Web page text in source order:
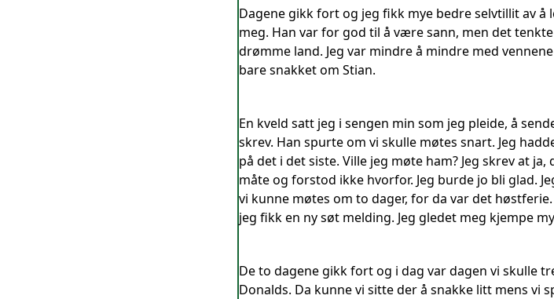
Dagene gikk fort og jeg fikk mye bedre selvtillit av å
meg. Han var for god til å være sann, men det
drømme land. Jeg var mindre å mindre med
bare snakket om Stian.
En kveld satt jeg i sengen min som jeg pleide, å
skrev. Han spurte om vi skulle møtes snart. Jeg
på det i det siste. Ville jeg møte ham? Jeg skrev at
måte og forstod ikke hvorfor. Jeg burde jo bli glad.
vi kunne møtes om to dager, for da var det
jeg fikk en ny søt melding. Jeg gledet meg kjempe
De to dagene gikk fort og i dag var dagen vi skulle
Donalds. Da kunne vi sitte der å snakke litt mens vi